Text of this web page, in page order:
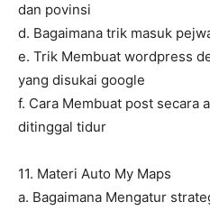
dan povinsi
d. Bagaimana trik masuk
e. Trik Membuat wordpress
yang disukai google
f. Cara Membuat post secara
ditinggal tidur
11. Materi Auto My Maps
a. Bagaimana Mengatur